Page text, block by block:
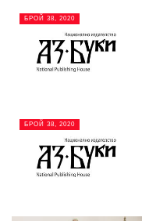
БРОЙ 38, 2020
БРОЙ 38, 2020